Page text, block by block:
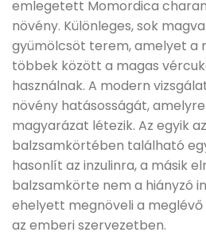
emlegetett Momordica
növény. Különleges, sok
gyümölcsöt terem, amelyet a
többek között a magas
használnak. A modern
növény hatásosságát,
magyarázat létezik. Az egyik
balzsamkörtében található
hasonlít az inzulinra, a másik
balzsamkörte nem a hiányzó
ehelyett megnöveli a
az emberi szervezetben.